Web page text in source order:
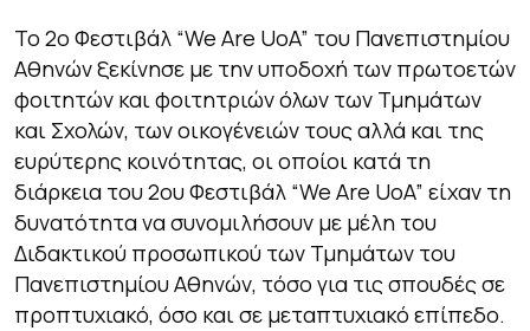
Το 2ο Φεστιβάλ “We Are UoA” του Πανεπιστημίου
Αθηνών ξεκίνησε με την υποδοχή των πρωτοετών
φοιτητών και φοιτητριών όλων των Τμημάτων
και Σχολών, των οικογένειών τους αλλά και της
ευρύτερης κοινότητας, οι οποίοι κατά τη
διάρκεια του 2ου Φεστιβάλ “We Are UoA” είχαν τη
δυνατότητα να συνομιλήσουν με μέλη του
Διδακτικού προσωπικού των Τμημάτων του
Πανεπιστημίου Αθηνών, τόσο για τις σπουδές σε
προπτυχιακό, όσο και σε μεταπτυχιακό επίπεδο.